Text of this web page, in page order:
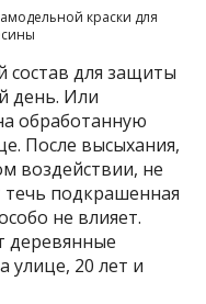
краски для
состав для защиты
день. Или
обработанную
После высыхания,
воздействии, не
течь подкрашенная
не влияет.
деревянные
улице, 20 лет и